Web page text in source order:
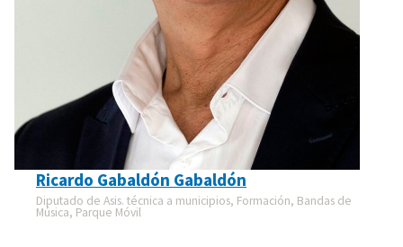
Ricardo Gabaldón Gabaldón
Diputado de Asis. técnica a municipios, Formación, Bandas de
Música, Parque Móvil